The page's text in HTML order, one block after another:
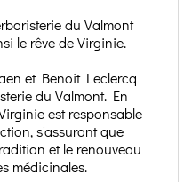
du Valmont
le rêve de Virginie.
et Benoit Leclercq
du Valmont. En
est responsable
s'assurant que
et le renouveau
médicinales.